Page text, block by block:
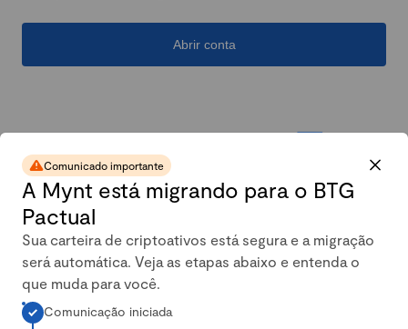
Abrir conta
A carteira conservadora da
Comunicado importante
A Mynt está migrando para o BTG
Pactual
Sua carteira de criptoativos está segura e a migração
será automática. Veja as etapas abaixo e entenda o
que muda para você.
Comunicação iniciada